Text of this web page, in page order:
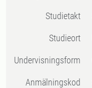
Studietakt
Studieort
Undervisningsform
Anmälningskod